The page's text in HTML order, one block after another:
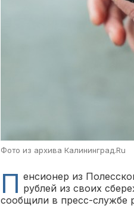
Фото из архива Калининград.Ru
П енсионер из
рублей из своих
сообщили в пресс-службе